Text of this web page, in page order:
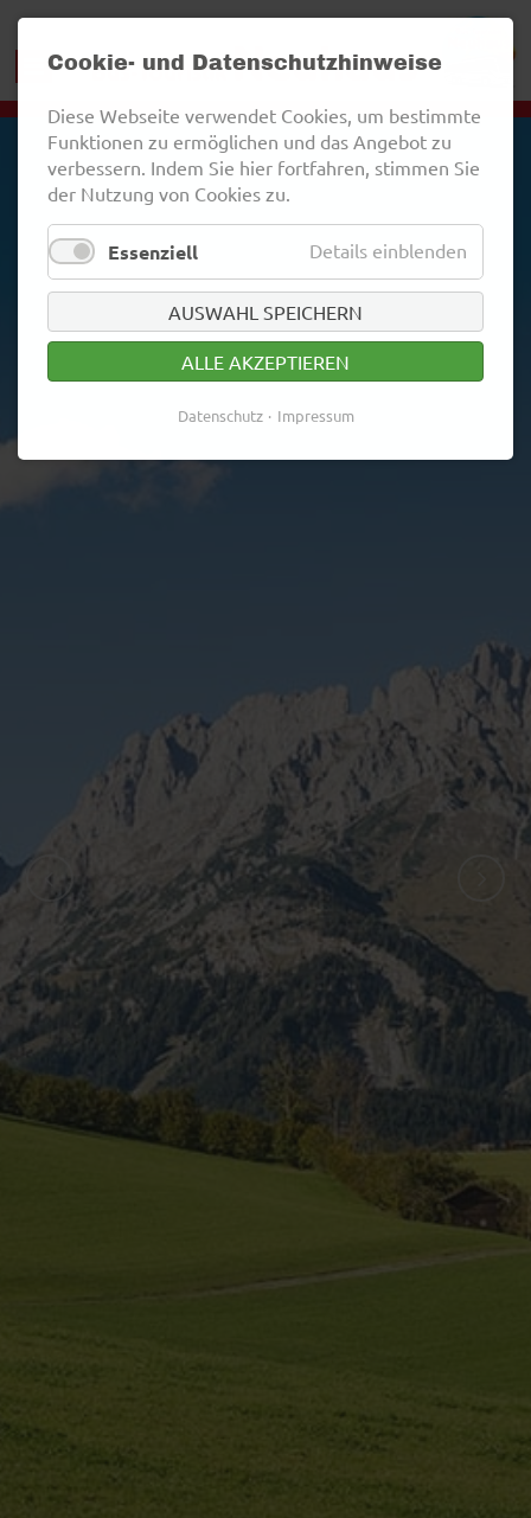
ZURÜCK
Cookie- und Datenschutzhinweise
Diese Webseite verwendet Cookies, um bestimmte
Funktionen zu ermöglichen und das Angebot zu
verbessern. Indem Sie hier fortfahren, stimmen Sie
der Nutzung von Cookies zu.
Essenziell Details einblenden
AUSWAHL SPEICHERN
ALLE AKZEPTIEREN
Datenschutz Impressum